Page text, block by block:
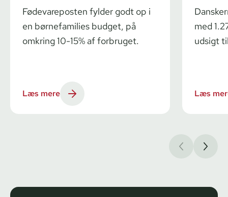
Fødevareposten fylder godt op i
en børnefamilies budget, på
omkring 10-15% af forbruget.
Læs mere
med
udsigt
Læs